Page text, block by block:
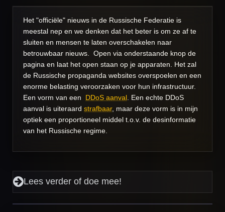
Het "officiële" nieuws in de Russische Federatie is
meestal nep en we denken dat het beter is om ze af te
sluiten en mensen te laten overschakelen naar
betrouwbaar nieuws. Open via onderstaande knop de
pagina en laat het open staan op je apparaten. Het zal
de Russische propaganda websites overspoelen en een
enorme belasting veroorzaken voor hun infrastructuur.
Een vorm van een DDoS aanval . Een echte DDoS
aanval is uiteraard strafbaar, maar deze vorm is in mijn
optiek een proportioneel middel t.o.v. de desinformatie
van het Russische regime.
Lees verder of doe mee!